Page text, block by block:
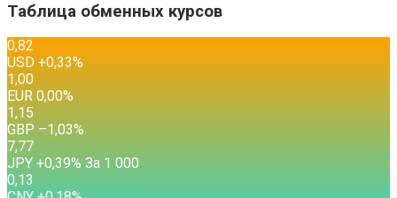
Таблица обменных курсов
0,82
USD +0,33%
1,00
EUR 0,00%
1,15
GBP –1,03%
7,77
JPY +0,39% За 1 000
0,13